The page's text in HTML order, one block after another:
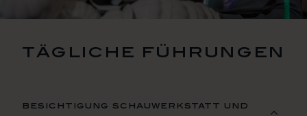
tägliche führungen
besichtigung schauwerkstatt und